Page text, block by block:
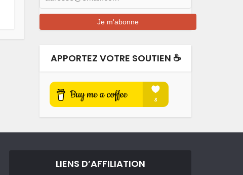
APPORTEZ VOTRE SOUTIEN ☕️
LIENS D’AFFILIATION